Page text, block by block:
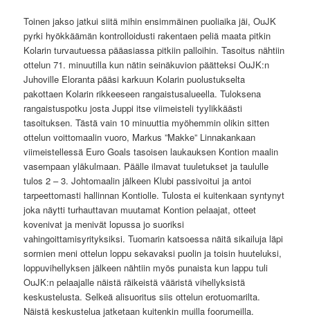
Toinen jakso jatkui siitä mihin ensimmäinen puoliaika jäi, OuJK
pyrki hyökkäämän kontrolloidusti rakentaen peliä maata pitkin
Kolarin turvautuessa pääasiassa pitkiin palloihin. Tasoitus nähtiin
ottelun 71. minuutilla kun nätin seinäkuvion päätteksi OuJK:n
Juhoville Eloranta pääsi karkuun Kolarin puolustukselta
pakottaen Kolarin rikkeeseen rangaistusalueella. Tuloksena
rangaistuspotku josta Juppi itse viimeisteli tyylikkäästi
tasoituksen. Tästä vain 10 minuuttia myöhemmin olikin sitten
ottelun voittomaalin vuoro, Markus ”Makke” Linnakankaan
viimeistellessä Euro Goals tasoisen laukauksen Kontion maalin
vasempaan yläkulmaan. Päälle ilmavat tuuletukset ja taululle
tulos 2 – 3. Johtomaalin jälkeen Klubi passivoitui ja antoi
tarpeettomasti hallinnan Kontiolle. Tulosta ei kuitenkaan syntynyt
joka näytti turhauttavan muutamat Kontion pelaajat, otteet
kovenivat ja menivät lopussa jo suoriksi
vahingoittamisyrityksiksi. Tuomarin katsoessa näitä sikailuja läpi
sormien meni ottelun loppu sekavaksi puolin ja toisin huuteluksi,
loppuvihellyksen jälkeen nähtiin myös punaista kun lappu tuli
OuJK:n pelaajalle näistä räikeistä vääristä vihellyksistä
keskustelusta. Selkeä alisuoritus siis ottelun erotuomarilta.
Näistä keskustelua jatketaan kuitenkin muilla foorumeilla.